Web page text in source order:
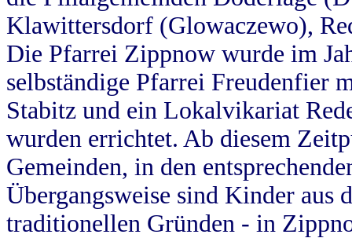
Klawittersdorf (Glowaczewo),
Die Pfarrei Zippnow wurde im
selbständige Pfarrei Freudenfier
Stabitz und ein Lokalvikariat
wurden errichtet. Ab diesem
Gemeinden, in den
Übergangsweise sind Kinder aus
traditionellen Gründen - in